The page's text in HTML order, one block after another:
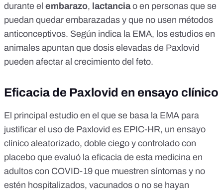
durante el embarazo, lactanciao en personas que se
puedan quedar embarazadas y que no usen métodos
anticonceptivos. Según indica la EMA, los estudios en
animales apuntan que dosis elevadas de Paxlovid
pueden afectar al crecimiento del feto.
Eficacia de Paxlovid en ensayo clínico
El principal estudio en el que se basa la EMA para
justificar el uso de Paxlovid es EPIC-HR, un ensayo
clínico aleatorizado, doble ciego y controlado con
placebo que evaluó la eficacia de esta medicina en
adultos con COVID-19 que muestren síntomas y no
estén hospitalizados, vacunados o no se hayan